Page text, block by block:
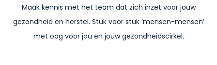
Maak kennis met het team dat zich inzet voor jouw
gezondheid en herstel. Stuk voor stuk ‘mensen-mensen’
met oog voor jou en jouw gezondheidscirkel.